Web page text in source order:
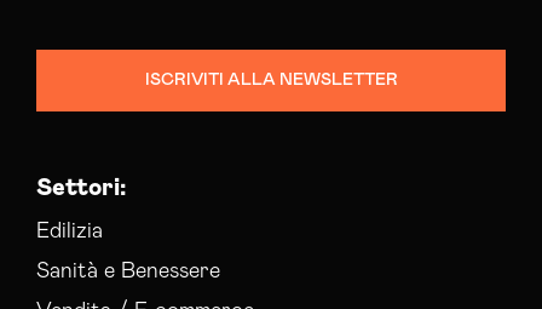
ISCRIVITI ALLA NEWSLETTER
Settori:
Edilizia
Sanità e Benessere